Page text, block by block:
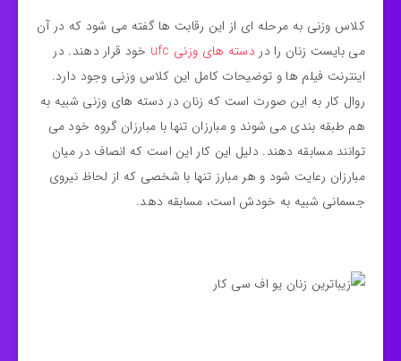
کلاس وزنی به مرحله ای از این رقابت ها گفته می شود که در آن
می بایست زنان را در دسته های وزنی ufc
خود قرار دهند. در
اینترنت فیلم ها و توضیحات کامل این کلاس وزنی وجود دارد.
روال کار به این صورت است که زنان در دسته های وزنی شبیه به
هم طبقه بندی می شوند و مبارزان تنها با مبارزان گروه خود می
توانند مسابقه دهند. دلیل این کار این است که انصاف در میان
مبارزان رعایت شود و هر مبارز تنها با شخصی که از لحاظ نیروی
جسمانی شبیه به خودش است، مسابقه دهد.